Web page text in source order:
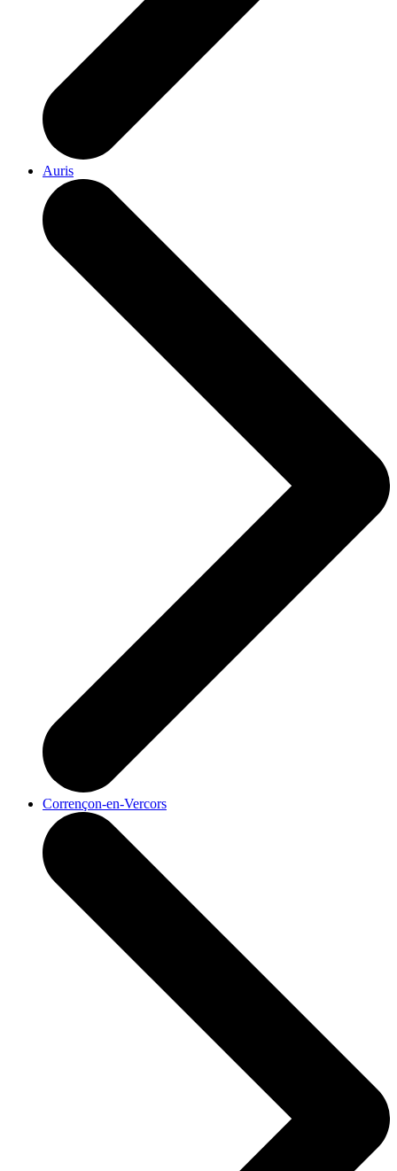
Auris
Corrençon-en-Vercors